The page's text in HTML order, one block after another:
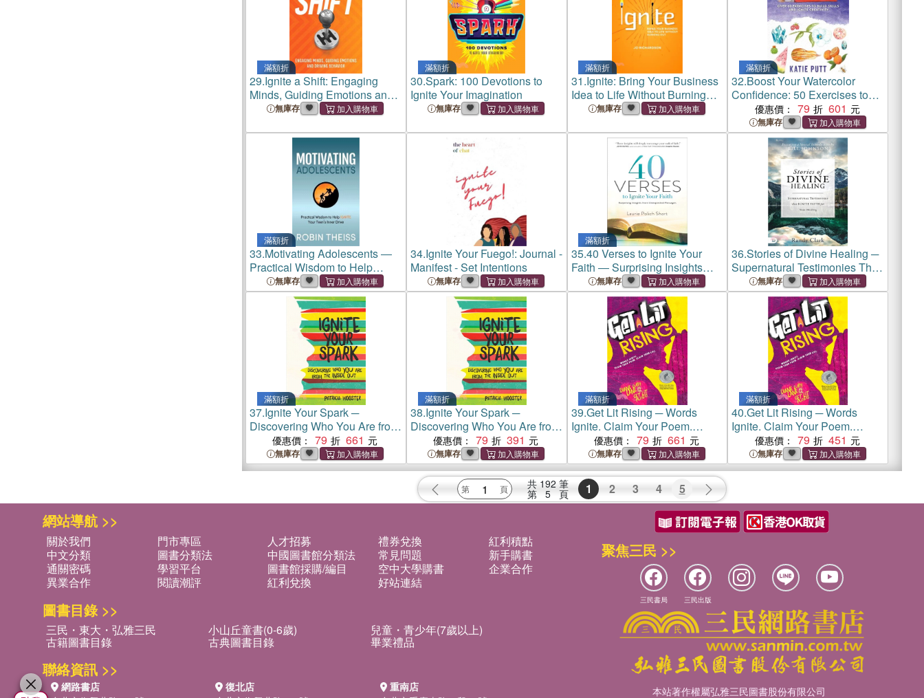
滿額折
29.Ignite a Shift: Engaging
Minds, Guiding Emotions and
Driving Behavior
無庫存
滿額折
30.Spark: 100 Devotions to
Ignite Your Imagination
無庫存
滿額折
31.Ignite: Bring Your Business
Idea to Life Without Burning
無庫存
滿額折
32.Boost Your Watercolor
Confidence: 50 Exercises to
Build Skills and Ignite
Creativity
優惠價： 79 601
無庫存
滿額折
33.Motivating Adolescents ―
Practical Wisdom to Help
Ignite Your Teen's Inner Drive
無庫存
34.Ignite Your Fuego!: Journal -
Manifest - Set Intentions
無庫存
滿額折
35.40 Verses to Ignite Your
Faith ― Surprising Insights
from Unexpected Passages
無庫存
36.Stories of Divine Healing ─
Supernatural Testimonies That
Ignite Faith for the Miraculous
無庫存
滿額折
37.Ignite Your Spark ─
Discovering Who You Are from
the Inside Out
優惠價： 79 661
無庫存
滿額折
38.Ignite Your Spark ─
Discovering Who You Are from
the Inside Out
優惠價： 79 391
無庫存
滿額折
39.Get Lit Rising ─ Words
Ignite. Claim Your Poem.
Claim Your Life.
優惠價： 79 661
無庫存
滿額折
40.Get Lit Rising ─ Words
Ignite. Claim Your Poem.
Claim Your Life.
優惠價： 79 451
無庫存
共 192 筆
第 5 頁 1 2 3 4 5
網站導航 >>
關於我們 門市專區 人才招募 禮券兌換
紅利積點
中文分類
圖書分類法 中國圖書館分類法 常見問題
新手購書
通關密碼
學習平台 圖書館採購/編目 空中大學購書
企業合作
異業合作
閱讀潮評 紅利兌換 好站連結
圖書目錄 >>
三民・東大・弘雅三民 小山丘童書(0-6歲) 兒童・青少年(7歲以上)
古籍圖書目錄 古典圖書目錄 畢業禮品
聯絡資訊 >>
網路書店
復北店
重南店
聚焦三民 >>
三民書局 三民出版
本站著作權屬弘雅三民圖書股份有限公司